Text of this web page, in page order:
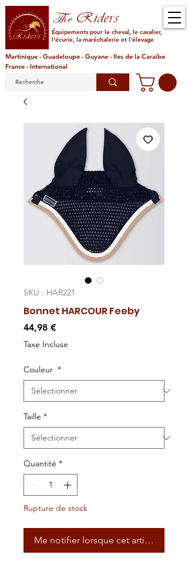
TheRiders
Équipements pour le cheval, le cavalier,
l'écurie, la maréchalerie et l'élevage
Martinique - Guadeloupe - Guyane - Iles de la Caraïbe
France - International
SKU : HAR221
Bonnet HARCOUR Feeby
44,98 €Prix
Taxe Incluse
Couleur *
Taille *
Quantité *
Rupture de stock
Me notifier lorsque cet article est